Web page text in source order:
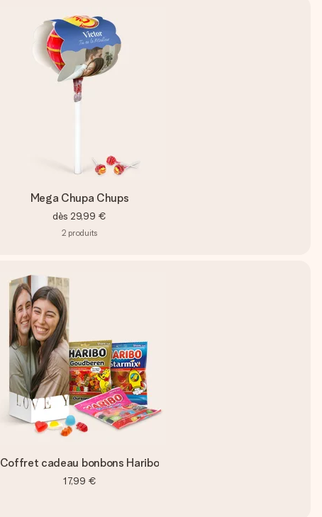
Mega Chupa Chups
dès 29,99 €
2 produits
Coffret cadeau bonbons Haribo
17,99 €